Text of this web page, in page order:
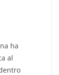
ha
al